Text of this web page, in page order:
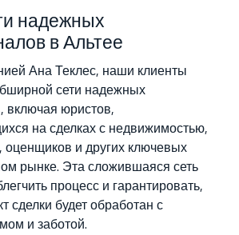
надежных
в Альтее
Ана Теклес, наши клиенты
сети надежных
включая юристов,
на сделках с недвижимостью,
и других ключевых
рынке. Эта сложившаяся сеть
процесс и гарантировать,
сделки будет обработан с
и заботой.